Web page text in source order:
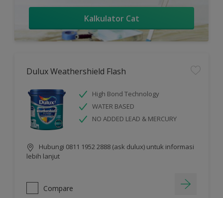
Kalkulator Cat
Dulux Weathershield Flash
High Bond Technology
WATER BASED
NO ADDED LEAD & MERCURY
Hubungi 0811 1952 2888 (ask dulux) untuk informasi
lebih lanjut
Compare